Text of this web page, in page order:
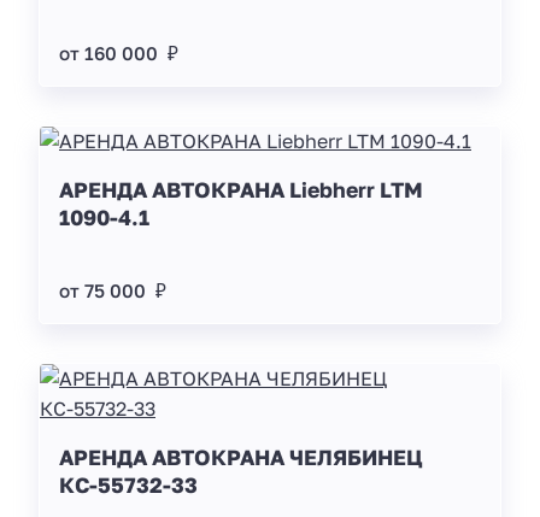
от 160 000 ₽
АРЕНДА АВТОКРАНА Liebherr LTM
1090-4.1
от 75 000 ₽
АРЕНДА АВТОКРАНА ЧЕЛЯБИНЕЦ
КС-55732-33